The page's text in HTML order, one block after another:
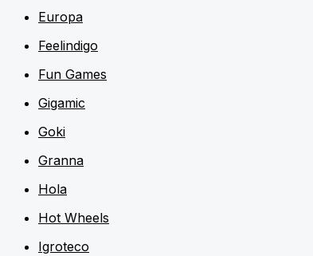
Europa
Feelindigo
Fun Games
Gigamic
Goki
Granna
Hola
Hot Wheels
Igroteco